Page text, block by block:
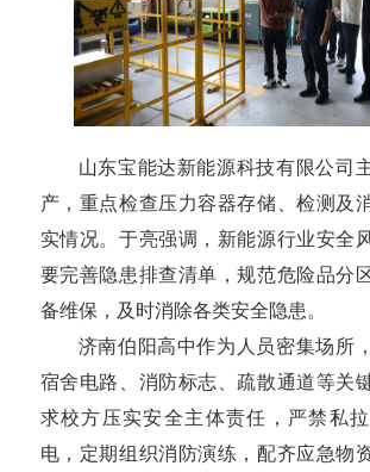
山东宝能达新能源科技有限公司
产，重点检查压力容器存储、检测及
实情况。于亮强调，新能源行业安全
要完善隐患排查清单，规范危险品分
备维保，及时消除各类安全隐患。
济南伯阳高中作为人员密集场所
宿舍电路、消防标志、疏散通道等关
求校方压实安全主体责任，严禁私
电，定期组织消防演练，配齐应急物